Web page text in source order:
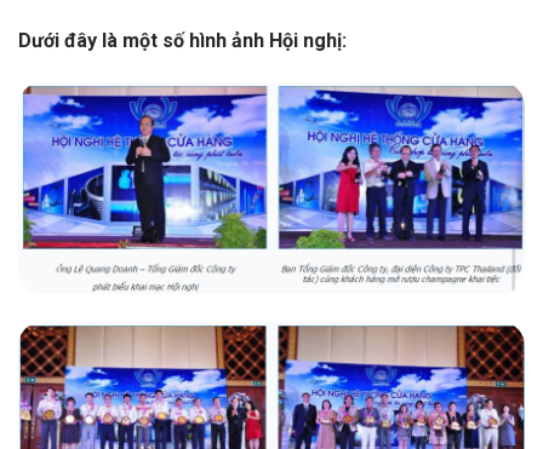
Dưới đây là một số hình ảnh Hội nghị: